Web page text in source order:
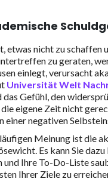
etwas nicht zu schaffen
zu geraten,
einlegt, verursacht
Universität Welt
das Gefühl, den
eigene Zeit nicht
einer negativen
Meinung ist die
Es kann Sie
und Ihre To-Do-Liste
Ihrer Ziele zu